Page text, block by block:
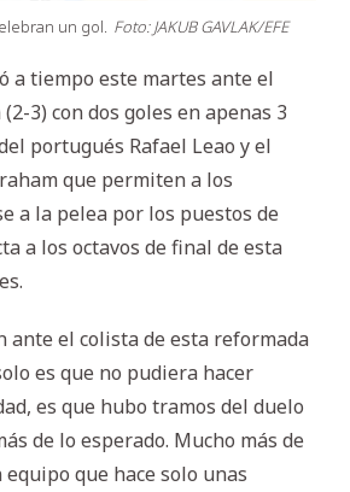
un gol. Foto: JAKUB GAVLAK/EFE
a tiempo este martes ante el
3) con dos goles en apenas 3
portugués Rafael Leao y el
que permiten a los
a la pelea por los puestos de
a los octavos de final de esta
ante el colista de esta reformada
es que no pudiera hacer
es que hubo tramos del duelo
de lo esperado. Mucho más de
que hace solo unas